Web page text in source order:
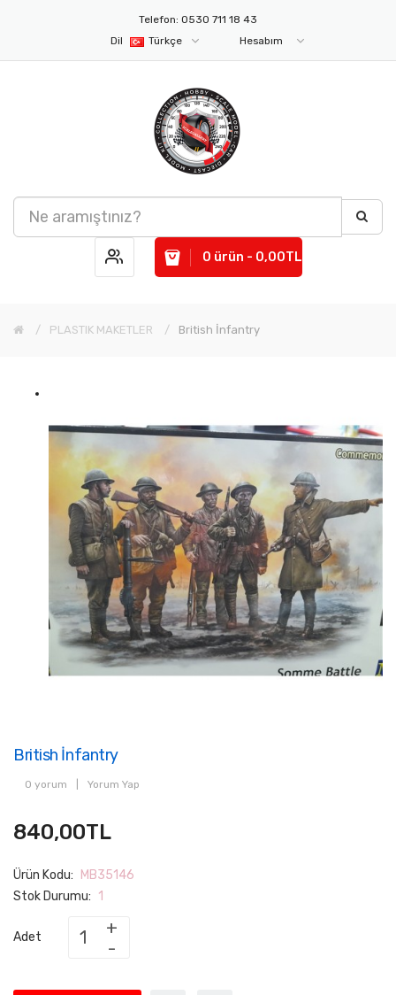
Telefon: 0530 711 18 43
Dil
Türkçe Hesabım
0 ürün - 0,00TL
PLASTIK MAKETLER British İnfantry
British İnfantry
0 yorum Yorum Yap
840,00TL
Ürün Kodu:
MB35146
Stok Durumu: 1
Adet